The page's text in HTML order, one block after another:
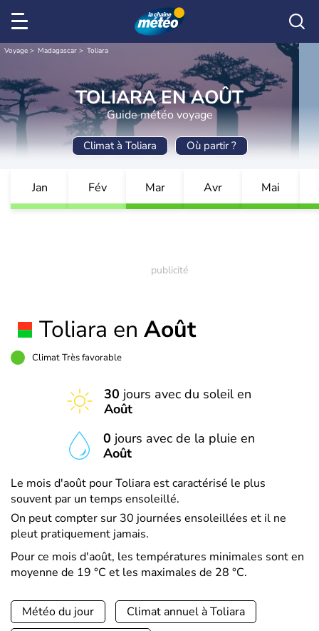
Voyage Madagascar Toliara
TOLIARA EN AOÛT
Guide météo voyage
Climat à Toliara Où partir ?
Jan Fév Mar Avr Mai
Toliara en Août
Climat Très favorable
30 jours avec du soleil en
Août
0 jours avec de la pluie en
Août
Le mois d'août pour Toliara est caractérisé le plus
souvent par un temps ensoleillé.
On peut compter sur 30 journées ensoleillées et il ne
pleut pratiquement jamais.
Pour ce mois d'août, les températures minimales sont en
moyenne de 19 °C et les maximales de 28 °C.
Météo du jour
Climat annuel à Toliara